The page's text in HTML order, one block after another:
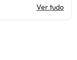
Ver tudo